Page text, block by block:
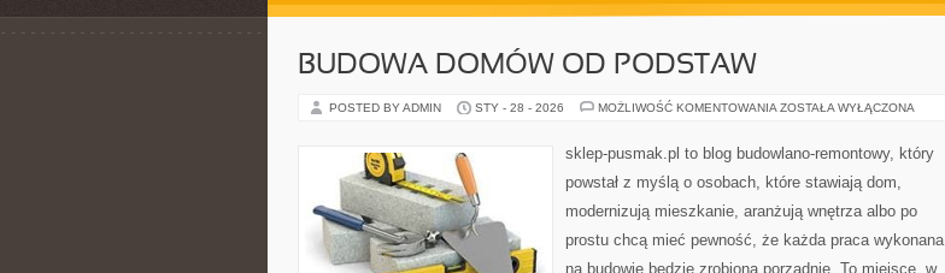
BUDOWA DOMÓW OD PODSTAW
POSTED BY ADMIN STY - 28 - 2026 MOŻLIWOŚĆ KOMENTOWANIA BUDOWA
PODSTAW
ZOSTAŁA WYŁĄCZONA
sklep-pusmak.pl to blog budowlano-remontowy, który
powstał z myślą o osobach, które stawiają dom,
modernizują mieszkanie, aranżują wnętrza albo po
prostu chcą mieć pewność, że każda praca wykonana
na budowie będzie zrobiona porządnie. To miejsce, w